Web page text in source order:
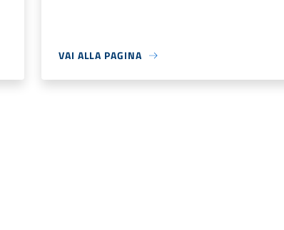
VAI ALLA PAGINA